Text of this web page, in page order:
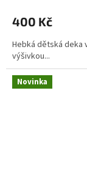
400 Kč
Hebká dětská
výšivkou...
Novinka